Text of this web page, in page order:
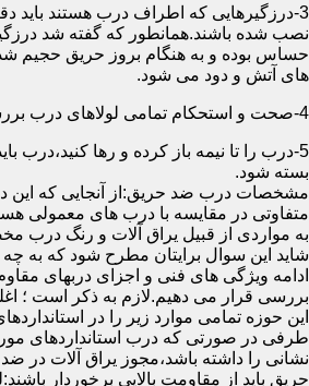
3-درزگیرهایی که اطراف درب هستند باید
نصب شده باشند.همانطور که گفته شد
حساس بوده و به هنگام بروز حریق حجیم
های آتش و دود می شود.
4-صحت و استحکام تمامی لولاهای درب بررسی شود.
5-درب را تا نیمه باز کرده و رها کنید،درب
بسته شود.
مشخصات درب ضد حریق:از آنجایی که این
متفاوتی در مقایسه با درب های معمولی
به مواردی از قبیل یراق آلات و رنگ درب
شاید این سوال برایتان مطرح شود که به چه
ادامه ویژگی های فنی و اجزای دربهای
بررسی قرار می دهیم.لازم به ذکر است ؛
این حوزه تمامی موارد زیر را در
طرفی در صورتی که درب استانداردهای
نشانی را داشته باشد،مجوز یراق آلات در
حریق باید از مقاومت بالایی برخوردار